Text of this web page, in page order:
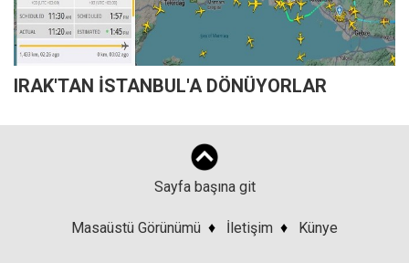
IRAK'TAN İSTANBUL'A DÖNÜYORLAR
Sayfa başına git
Masaüstü Görünümü ♦ İletişim ♦ Künye